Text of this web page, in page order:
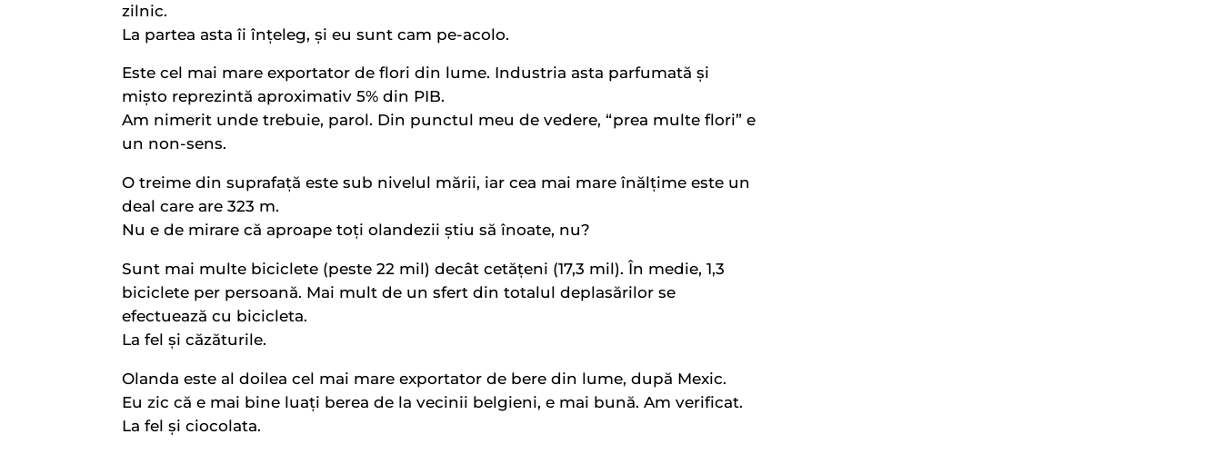
zilnic.
La partea asta îi înțeleg, și eu sunt cam pe-acolo.
Este cel mai mare exportator de flori din lume. Industria asta parfumată și
mișto reprezintă aproximativ 5% din PIB.
Am nimerit unde trebuie, parol. Din punctul meu de vedere, “prea multe flori” e
un non-sens.
O treime din suprafață este sub nivelul mării, iar cea mai mare înălțime este un
deal care are 323 m.
Nu e de mirare că aproape toți olandezii știu să înoate, nu?
Sunt mai multe biciclete (peste 22 mil) decât cetățeni (17,3 mil). În medie, 1,3
biciclete per persoană. Mai mult de un sfert din totalul deplasărilor se
efectuează cu bicicleta.
La fel și căzăturile.
Olanda este al doilea cel mai mare exportator de bere din lume, după Mexic.
Eu zic că e mai bine luați berea de la vecinii belgieni, e mai bună. Am verificat.
La fel și ciocolata.